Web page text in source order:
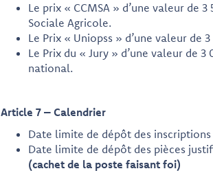
Le prix « CCMSA » d’une valeur de
Sociale Agricole.
Le Prix « Uniopss » d’une valeur de
Le Prix du « Jury » d’une valeur de
national.
Article 7 – Calendrier
Date limite de dépôt des
Date limite de dépôt des pièces
(cachet de la poste faisant foi)